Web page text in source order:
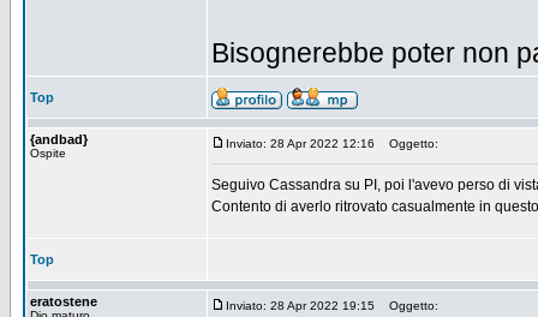
Bisognerebbe poter non
Top
{andbad}
Ospite
Inviato: 28 Apr 2022 12:16 Oggetto:
Seguivo Cassandra su PI, poi l'avevo perso di
Contento di averlo ritrovato casualmente in
Top
eratostene Inviato: 28 Apr 2022 19:15 Oggetto: